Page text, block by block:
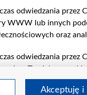
odwiedzania przez
WWW lub innych
oraz
odwiedzania przez
o Twoich
dla realizacji
tworzenia profilu
Akceptuję i